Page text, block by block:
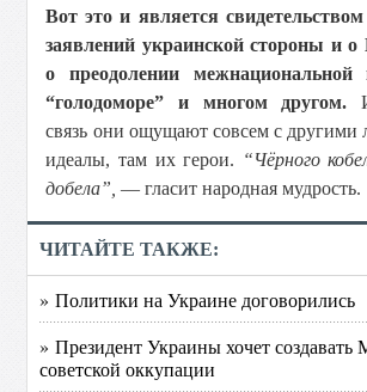
Вот это и является
заявлений украинской стороны и
о преодолении
“голодоморе” и многом другом.
связь они ощущают совсем с другими
идеалы, там их герои. “Чёрного
добела”, — гласит народная мудрость.
ЧИТАЙТЕ ТАКЖЕ:
» Политики на Украине договорились
» Президент Украины хочет создавать
советской оккупации